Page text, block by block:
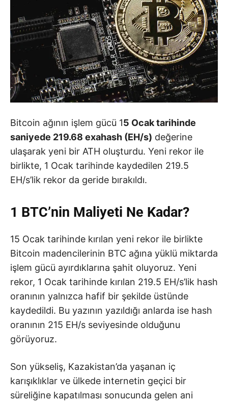
Bitcoin ağının işlem gücü 15 Ocak tarihinde
saniyede 219.68 exahash (EH/s) değerine
ulaşarak yeni bir ATH oluşturdu. Yeni rekor ile
birlikte, 1 Ocak tarihinde kaydedilen 219.5
EH/s’lik rekor da geride bırakıldı.
1 BTC’nin Maliyeti Ne Kadar?
15 Ocak tarihinde kırılan yeni rekor ile birlikte
Bitcoin madencilerinin BTC ağına yüklü miktarda
işlem gücü ayırdıklarına şahit oluyoruz. Yeni
rekor, 1 Ocak tarihinde kırılan 219.5 EH/s’lik hash
oranının yalnızca hafif bir şekilde üstünde
kaydedildi. Bu yazının yazıldığı anlarda ise hash
oranının 215 EH/s seviyesinde olduğunu
görüyoruz.
Son yükseliş, Kazakistan’da yaşanan iç
karışıklıklar ve ülkede internetin geçici bir
süreliğine kapatılması sonucunda gelen ani